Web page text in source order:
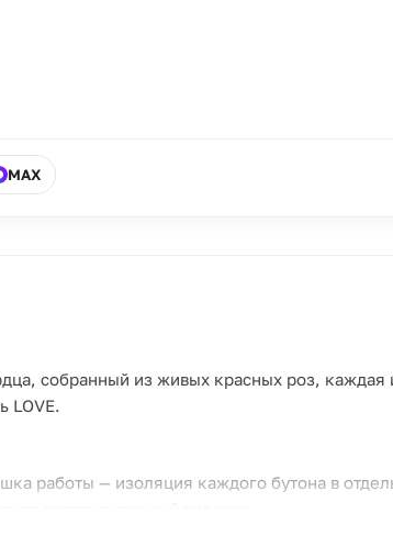
MAX
собранный из живых красных роз,
LOVE.
работы — изоляция каждого бутона в